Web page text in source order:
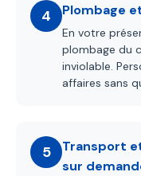
4 Plombage
En votre
plombage du
inviolable.
affaires sans
5
Transport
sur